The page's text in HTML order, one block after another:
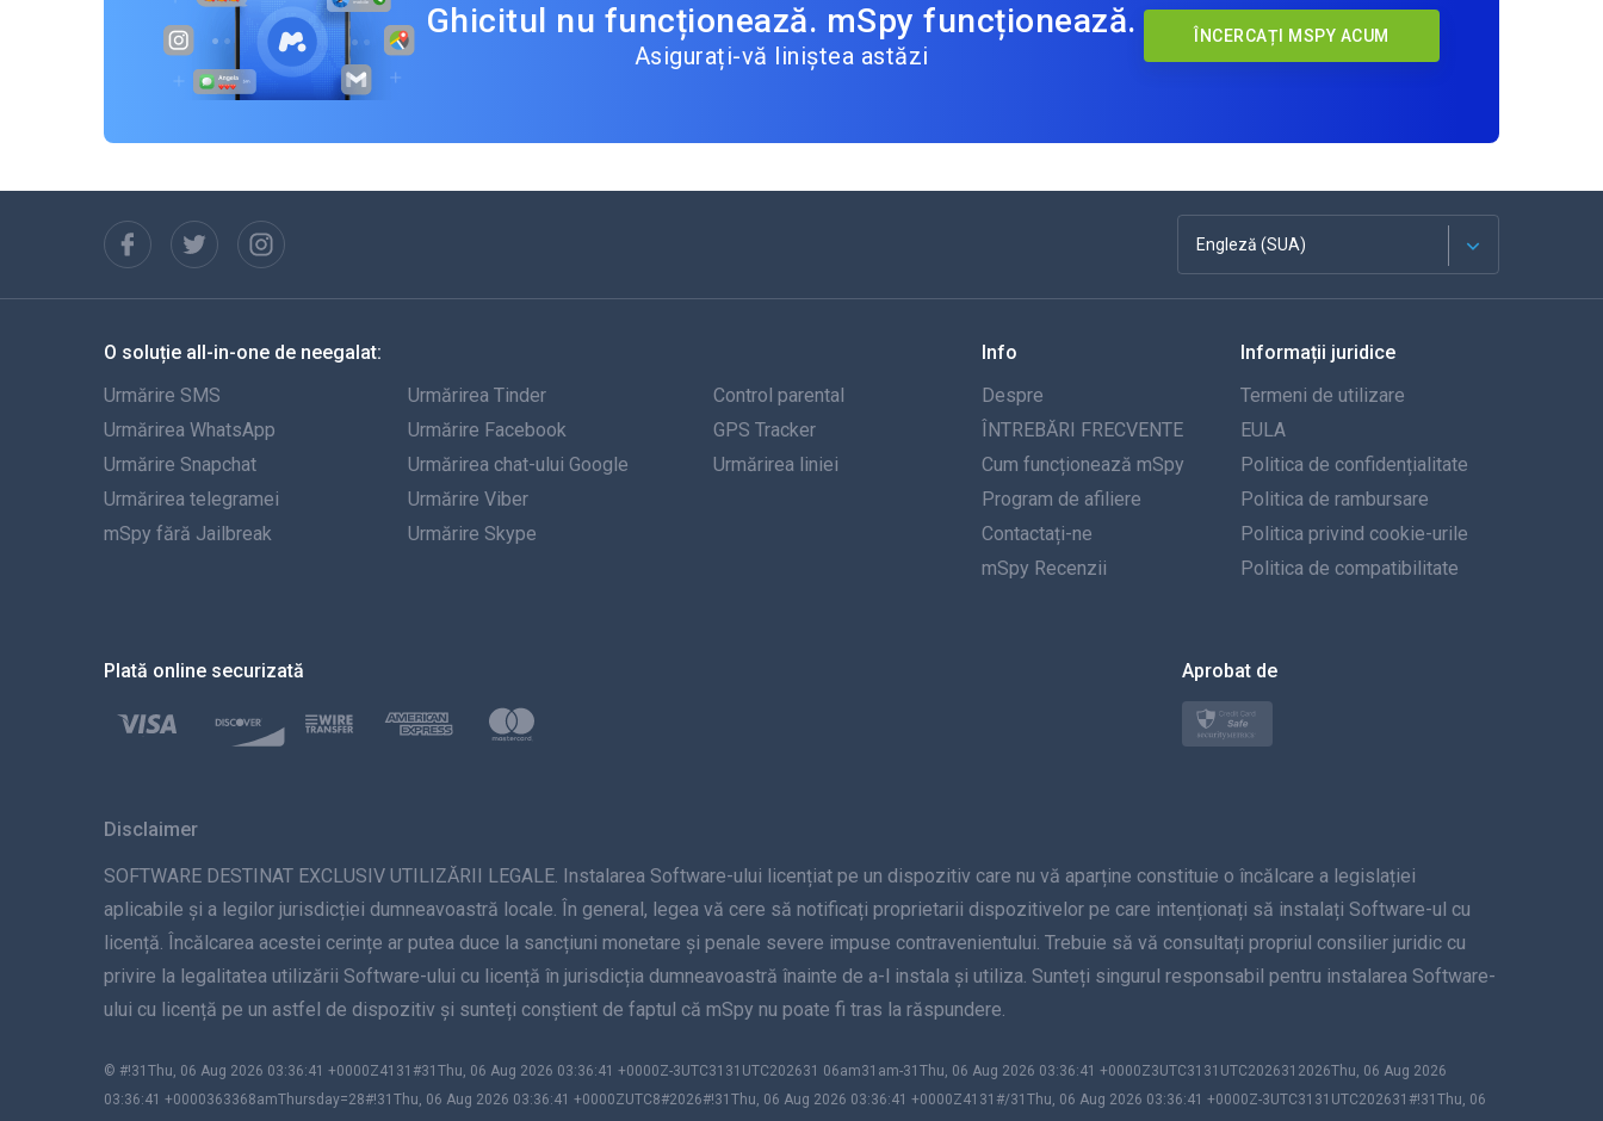
Ghicitul nu funcționează. mSpy funcționează.
Asigurați-vă liniștea astăzi
ÎNCERCAȚI MSPY ACUM
Engleză (SUA)
Franceză
Español
Deutsch
Portugheză
Italiană
Türkçe
Norsk
Svenska
Dansk
O soluție all-in-one de neegalat:
Urmărire SMS
Urmărirea WhatsApp
Urmărire Snapchat
Urmărirea telegramei
mSpy fără Jailbreak
Urmărirea Tinder
Urmărire Facebook
Urmărirea chat-ului Google
Urmărire Viber
Urmărire Skype
Control parental
GPS Tracker
Urmărirea liniei
Info
Despre
ÎNTREBĂRI FRECVENTE
Cum funcționează mSpy
Program de afiliere
Contactați-ne
mSpy Recenzii
Informații juridice
Termeni de utilizare
EULA
Politica de confidențialitate
Politica de rambursare
Politica privind cookie-urile
Politica de compatibilitate
Plată online securizată Aprobat de
Disclaimer
SOFTWARE DESTINAT EXCLUSIV UTILIZĂRII LEGALE. Instalarea Software-ului licențiat pe un dispozitiv care nu vă aparține constituie o încălcare a legislației
aplicabile și a legilor jurisdicției dumneavoastră locale. În general, legea vă cere să notificați proprietarii dispozitivelor pe care intenționați să instalați Software-ul cu
licență. Încălcarea acestei cerințe ar putea duce la sancțiuni monetare și penale severe impuse contravenientului. Trebuie să vă consultați propriul consilier juridic cu
privire la legalitatea utilizării Software-ului cu licență în jurisdicția dumneavoastră înainte de a-l instala și utiliza. Sunteți singurul responsabil pentru instalarea Software-
ului cu licență pe un astfel de dispozitiv și sunteți conștient de faptul că mSpy nu poate fi tras la răspundere.
© #!31Thu, 06 Aug 2026 03:36:41 +0000Z4131#31Thu, 06 Aug 2026 03:36:41 +0000Z-3UTC3131UTC202631 06am31am-31Thu, 06 Aug 2026 03:36:41 +0000Z3UTC3131UTC2026312026Thu, 06 Aug 2026
03:36:41 +0000363368amThursday=28#!31Thu, 06 Aug 2026 03:36:41 +0000ZUTC8#2026#!31Thu, 06 Aug 2026 03:36:41 +0000Z4131#/31Thu, 06 Aug 2026 03:36:41 +0000Z-3UTC3131UTC202631#!31Thu, 06